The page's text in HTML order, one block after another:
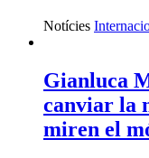
Notícies
Gianluca
canviar la
miren el